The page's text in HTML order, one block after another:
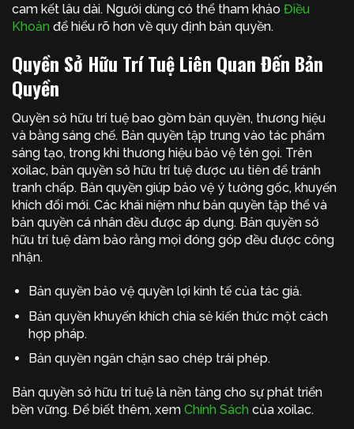
cam kết lâu dài. Người dùng có thể tham khảo Điều
Khoản để hiểu rõ hơn về quy định bản quyền.
Quyền Sở Hữu Trí Tuệ Liên Quan Đến Bản
Quyền
Quyền sở hữu trí tuệ bao gồm bản quyền, thương hiệu
và bằng sáng chế. Bản quyền tập trung vào tác phẩm
sáng tạo, trong khi thương hiệu bảo vệ tên gọi. Trên
xoilac, bản quyền sở hữu trí tuệ được ưu tiên để tránh
tranh chấp. Bản quyền giúp bảo vệ ý tưởng gốc, khuyến
khích đổi mới. Các khái niệm như bản quyền tập thể và
bản quyền cá nhân đều được áp dụng. Bản quyền sở
hữu trí tuệ đảm bảo rằng mọi đóng góp đều được công
nhận.
Bản quyền bảo vệ quyền lợi kinh tế của tác giả.
Bản quyền khuyến khích chia sẻ kiến thức một cách
hợp pháp.
Bản quyền ngăn chặn sao chép trái phép.
Bản quyền sở hữu trí tuệ là nền tảng cho sự phát triển
bền vững. Để biết thêm, xem Chính Sách của xoilac.